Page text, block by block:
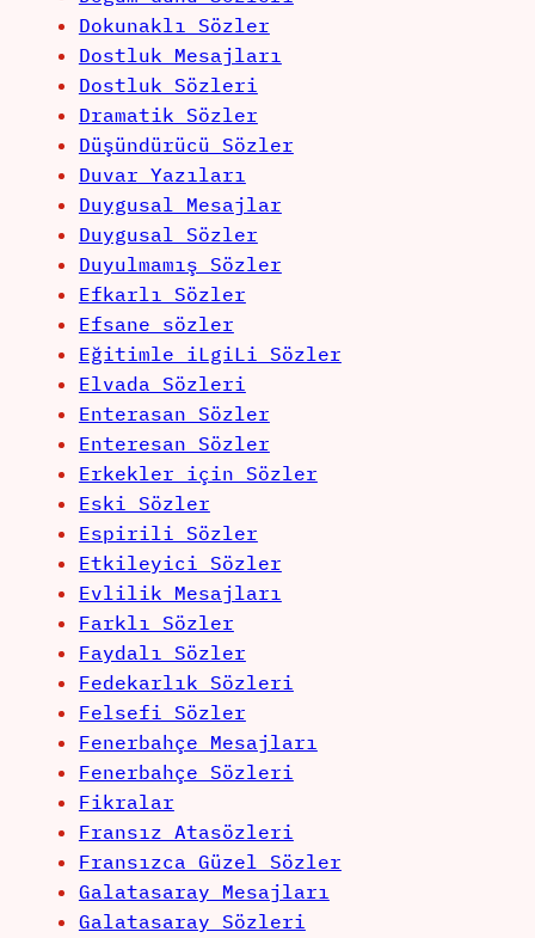
Dokunaklı Sözler
Dostluk Mesajları
Dostluk Sözleri
Dramatik Sözler
Düşündürücü Sözler
Duvar Yazıları
Duygusal Mesajlar
Duygusal Sözler
Duyulmamış Sözler
Efkarlı Sözler
Efsane sözler
Eğitimle iLgiLi Sözler
Elvada Sözleri
Enterasan Sözler
Enteresan Sözler
Erkekler için Sözler
Eski Sözler
Espirili Sözler
Etkileyici Sözler
Evlilik Mesajları
Farklı Sözler
Faydalı Sözler
Fedekarlık Sözleri
Felsefi Sözler
Fenerbahçe Mesajları
Fenerbahçe Sözleri
Fikralar
Fransız Atasözleri
Fransızca Güzel Sözler
Galatasaray Mesajları
Galatasaray Sözleri